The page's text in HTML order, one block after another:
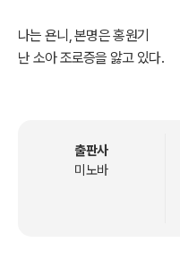
나는 욘니, 본명은 홍원기
난 소아 조로증을 앓고 있다.
지금 이 모든 순간이 나에겐
‘이름 붙일 수 없는 선물’이다.
출판사
미노바